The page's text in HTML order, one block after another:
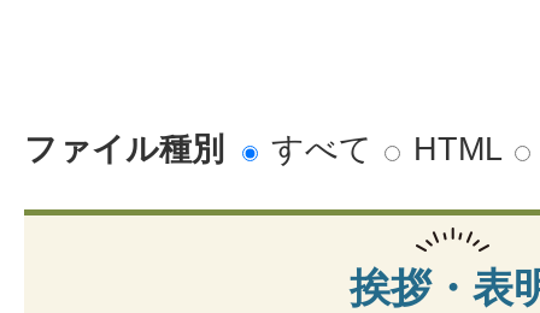
ファイル種別 すべて HTML
挨拶・表